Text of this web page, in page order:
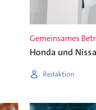
Gemeinsames
Honda und
Redaktion